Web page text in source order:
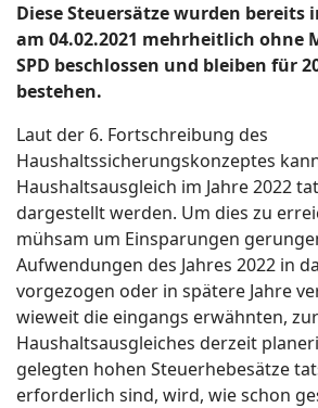
Diese Steuersätze wurden bereits
am 04.02.2021 mehrheitlich ohne
SPD beschlossen und bleiben für
bestehen.
Laut der 6. Fortschreibung des
Haushaltssicherungskonzeptes
Haushaltsausgleich im Jahre 2022
dargestellt werden. Um dies zu
mühsam um Einsparungen
Aufwendungen des Jahres 2022 in
vorgezogen oder in spätere Jahre
wieweit die eingangs erwähnten,
Haushaltsausgleiches derzeit
gelegten hohen Steuerhebesätze
erforderlich sind, wird, wie schon